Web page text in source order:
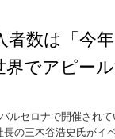
者数は「今
でアピー
ルセロナで開催され
の三木谷浩史氏がイ